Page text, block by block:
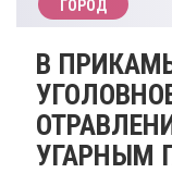
ГОРОД
​В
УГАРНЫМ